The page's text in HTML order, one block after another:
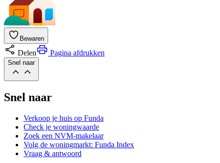
Bewaren
Delen Pagina afdrukken
Snel naar
Snel naar
Verkoop je huis op Funda
Check je woningwaarde
Zoek een NVM-makelaar
Volg de woningmarkt: Funda Index
Vraag & antwoord